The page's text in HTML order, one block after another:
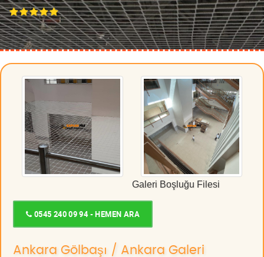
Galeri Boşluğu Filesi
0545 240 09 94 - HEMEN ARA
Ankara Gölbaşı / Ankara Galeri